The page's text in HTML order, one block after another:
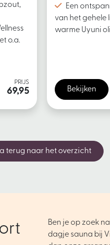
o.a.
PRIJS
69,95
Een
van het gehele
warme Uyuni
Bekijken
terug naar het overzicht
Ben je op zoek
dagje sauna bij